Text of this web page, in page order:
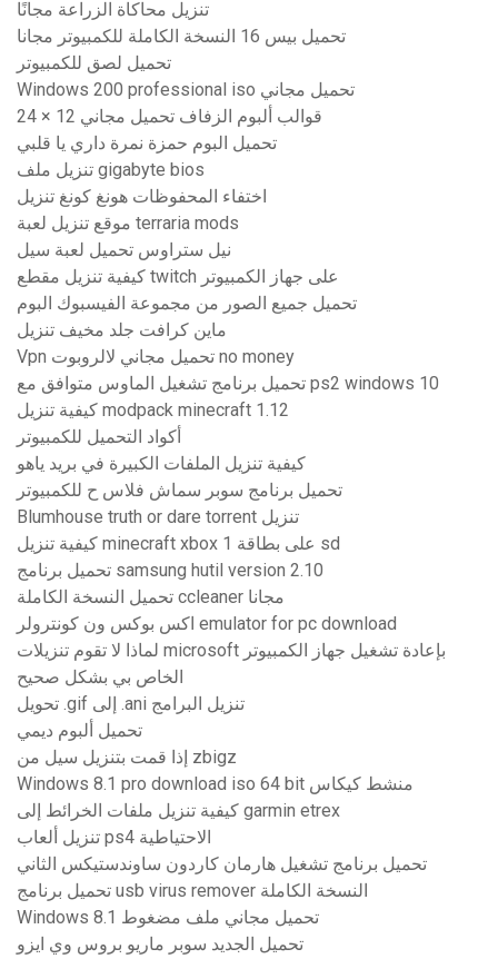
تنزيل محاكاة الزراعة مجانًا
تحميل بيس 16 النسخة الكاملة للكمبيوتر مجانا
تحميل لصق للكمبيوتر
Windows 200 professional iso تحميل مجاني
24 × 12 قوالب ألبوم الزفاف تحميل مجاني
تحميل البوم حمزة نمرة داري يا قلبي
تنزيل ملف gigabyte bios
اختفاء المحفوظات هونغ كونغ تنزيل
موقع تنزيل لعبة terraria mods
نيل ستراوس تحميل لعبة سيل
كيفية تنزيل مقطع twitch على جهاز الكمبيوتر
تحميل جميع الصور من مجموعة الفيسبوك البوم
ماين كرافت جلد مخيف تنزيل
Vpn تحميل مجاني لالروبوت no money
تحميل برنامج تشغيل الماوس متوافق مع ps2 windows 10
كيفية تنزيل modpack minecraft 1.12
أكواد التحميل للكمبيوتر
كيفية تنزيل الملفات الكبيرة في بريد ياهو
تحميل برنامج سوبر سماش فلاس ح للكمبيوتر
Blumhouse truth or dare torrent تنزيل
كيفية تنزيل minecraft xbox 1 على بطاقة sd
تحميل برنامج samsung hutil version 2.10
تحميل النسخة الكاملة ccleaner مجانا
اكس بوكس ​​ون كونترولر emulator for pc download
لماذا لا تقوم تنزيلات microsoft بإعادة تشغيل جهاز الكمبيوتر
الخاص بي بشكل صحيح
تحويل .gif إلى .ani تنزيل البرامج
تحميل ألبوم ديمي
إذا قمت بتنزيل سيل من zbigz
Windows 8.1 pro download iso 64 bit منشط كيكاس
كيفية تنزيل ملفات الخرائط إلى garmin etrex
تنزيل ألعاب ps4 الاحتياطية
تحميل برنامج تشغيل هارمان كاردون ساوندستيكس الثاني
تحميل برنامج usb virus remover النسخة الكاملة
Windows 8.1 تحميل مجاني ملف مضغوط
تحميل الجديد سوبر ماريو بروس وي ايزو